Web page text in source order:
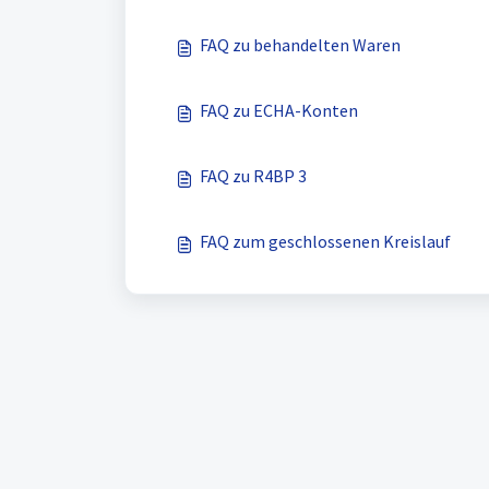
FAQ zu behandelten Waren
FAQ zu ECHA-Konten
FAQ zu R4BP 3
FAQ zum geschlossenen Kreislauf